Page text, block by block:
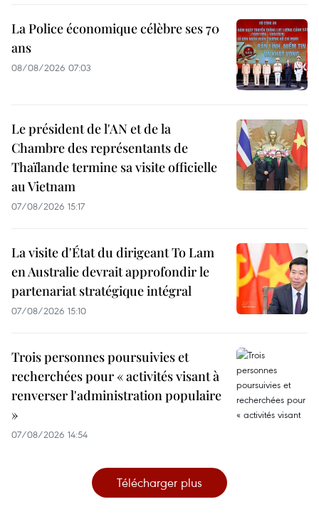
La Police économique célèbre ses 70
ans
08/08/2026 07:03
Le président de l'AN et de la
Chambre des représentants de
Thaïlande termine sa visite officielle
au Vietnam
07/08/2026 15:17
La visite d'État du dirigeant To Lam
en Australie devrait approfondir le
partenariat stratégique intégral
07/08/2026 15:10
Trois personnes poursuivies et
recherchées pour « activités visant à
renverser l'administration populaire
»
07/08/2026 14:54
Télécharger plus